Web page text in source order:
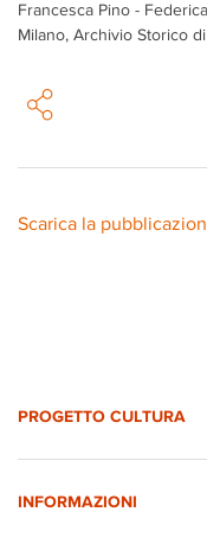
Francesca Pino -
Milano, Archivio Storico
Scarica la
PROGETTO CULTURA
INFORMAZIONI